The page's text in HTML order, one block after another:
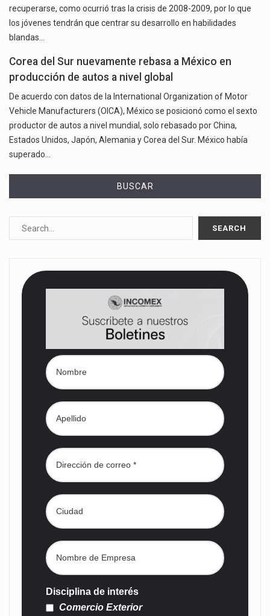
recuperarse, como ocurrió tras la crisis de 2008-2009, por lo que
los jóvenes tendrán que centrar su desarrollo en habilidades
blandas…
Corea del Sur nuevamente rebasa a México en
producción de autos a nivel global
De acuerdo con datos de la International Organization of Motor
Vehicle Manufacturers (OICA), México se posicionó como el sexto
productor de autos a nivel mundial, solo rebasado por China,
Estados Unidos, Japón, Alemania y Corea del Sur. México había
superado…
BUSCAR
Disciplina de interés
Comercio Exterior